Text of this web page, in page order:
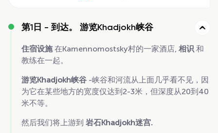
第1日 - 到达。 游览Khadjokh峡谷
住宿设施在Kamennomostsky村的一家酒店, 相识 和
教练在一起。
游览Khadjokh峡谷 -峡谷和河流从上面几乎看不见，因
为它在某些地方的宽度仅达到2-3米，但深度从20到40
米不等。
然后我们将上游到 岩石Khadjokh迷宫.